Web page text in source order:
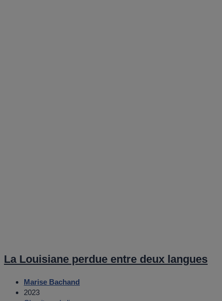
La Louisiane perdue entre deux langues
Marise Bachand
2023